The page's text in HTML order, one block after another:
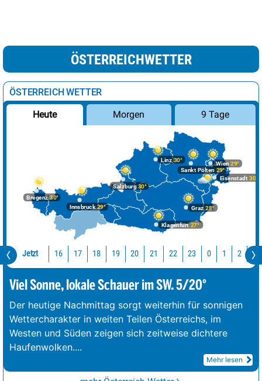
ÖSTERREICHWETTER
ÖSTERREICH WETTER
Heute Morgen 9 Tage
Bregenz30°
Graz28°
Innsbruck29°
Klagenfurt 27°
Linz30°
Salzburg30°
Wien 29°
Eisenstadt 30°
Sankt Pölten 29°
Jetzt 16 17 18 19 20 21 22 23 0 1 2 3
Viel Sonne, lokale Schauer im SW. 5/20°
Der heutige Nachmittag sorgt weiterhin für sonnigen
Wettercharakter in weiten Teilen Österreichs, im
Westen und Süden zeigen sich zeitweise dichtere
Haufenwolken....
Mehr lesen